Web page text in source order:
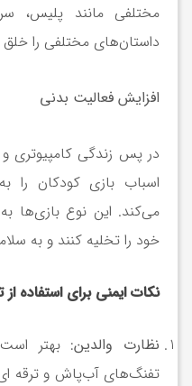
مختلفی مانند پلیس،
داستان‌های مختلفی را خلق
افزایش فعالیت بدنی
در پس زندگی کامپیوتری و
اسباب بازی کودکان را
می‌کند. این نوع بازی‌ها
خود را تخلیه کنند و به
نکات ایمنی برای استفاده
نظارت والدین: بهتر
تفنگ‌های آب‌پاش و ترقه